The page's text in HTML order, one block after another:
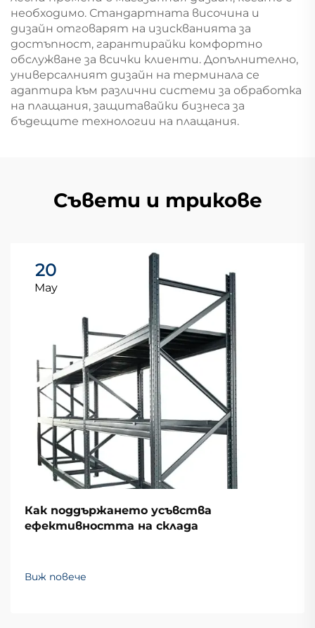
необходимо. Стандартната височина и
дизайн отговарят на изискванията за
достъпност, гарантирайки комфортно
обслужване за всички клиенти. Допълнително,
универсалният дизайн на терминала се
адаптира към различни системи за обработка
на плащания, защитавайки бизнеса за
бъдещите технологии на плащания.
Съвети и трикове
20
May
Как поддържането усъвства
ефективността на склада
Виж повече